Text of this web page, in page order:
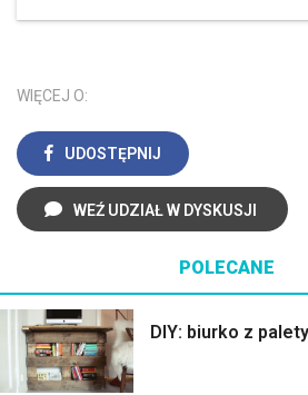
WIĘCEJ O:
UDOSTĘPNIJ
WEŹ UDZIAŁ W DYSKUSJI
POLECANE
DIY: biurko z palety